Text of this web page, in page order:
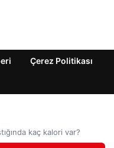
Çerez Politikası
kaç kalori var?